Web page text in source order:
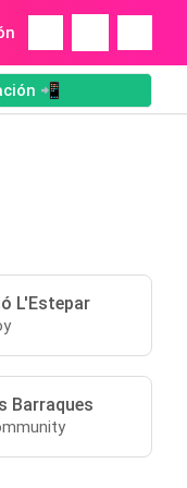
📲
L'Estepar
Barraques